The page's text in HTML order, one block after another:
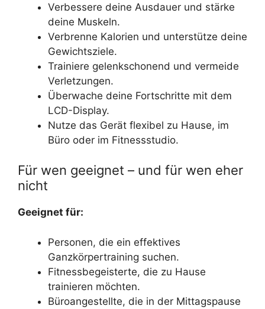
Verbessere deine Ausdauer und stärke
deine Muskeln.
Verbrenne Kalorien und unterstütze deine
Gewichtsziele.
Trainiere gelenkschonend und vermeide
Verletzungen.
Überwache deine Fortschritte mit dem
LCD-Display.
Nutze das Gerät flexibel zu Hause, im
Büro oder im Fitnessstudio.
Für wen geeignet – und für wen eher
nicht
Geeignet für:
Personen, die ein effektives
Ganzkörpertraining suchen.
Fitnessbegeisterte, die zu Hause
trainieren möchten.
Büroangestellte, die in der Mittagspause